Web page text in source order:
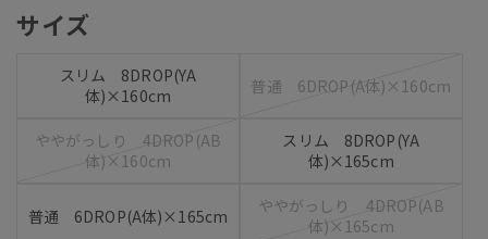
サイズ
スリム 8DROP(YA
体)×160cm
普通 6DROP(A体)×160cm
ややがっしり 4DROP(AB
体)×160cm
スリム 8DROP(YA
体)×165cm
普通 6DROP(A体)×165cm
ややがっしり 4DROP(AB
体)×165cm